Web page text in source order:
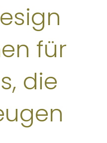
für
die